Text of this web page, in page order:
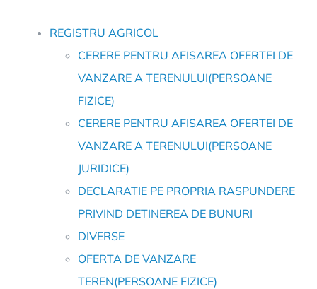
REGISTRU AGRICOL
CERERE PENTRU AFISAREA OFERTEI DE
VANZARE A TERENULUI(PERSOANE
FIZICE)
CERERE PENTRU AFISAREA OFERTEI DE
VANZARE A TERENULUI(PERSOANE
JURIDICE)
DECLARATIE PE PROPRIA RASPUNDERE
PRIVIND DETINEREA DE BUNURI
DIVERSE
OFERTA DE VANZARE
TEREN(PERSOANE FIZICE)